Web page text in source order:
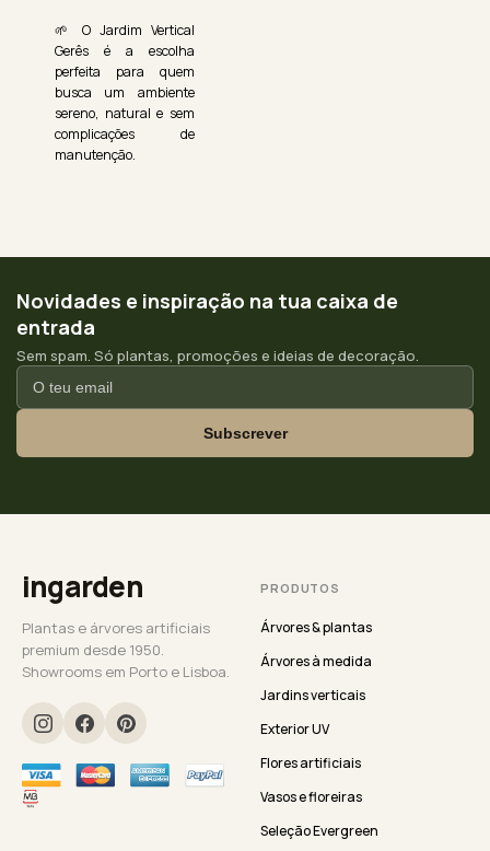
🌱 O Jardim Vertical
Gerês é a escolha
perfeita para quem
busca um ambiente
sereno, natural e sem
complicações de
manutenção.
Novidades e inspiração na tua caixa de
entrada
Sem spam. Só plantas, promoções e ideias de decoração.
Subscrever
ingarden
Plantas e árvores artificiais
premium desde 1950.
Showrooms em Porto e Lisboa.
PRODUTOS
Árvores & plantas
Árvores à medida
Jardins verticais
Exterior UV
Flores artificiais
Vasos e floreiras
Seleção Evergreen